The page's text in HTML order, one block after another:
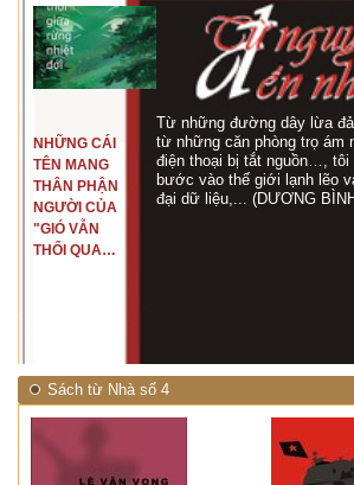
NHỮNG CÁI
TÊN MANG
THÂN PHẬN
NGƯỜI CỦA
"GIÓ VẪN
THỔI QUA
Từ những đường dây lừa
từ những căn phòng trọ ám
điện thoại bị tắt nguồn…, tôi
bước vào thế giới lạnh lẽo
đại dữ liệu,... (DƯƠNG
Sách từ Nhà số 4